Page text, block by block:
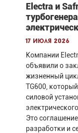
Electra и
17 июля 2026
Компании
объявили о
жизненный
TG600,
силовой
Это
разработки и